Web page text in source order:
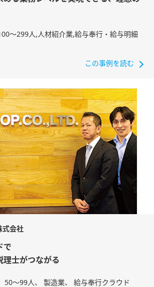
〜299人,人材紹介業,給与奉行・給与明細
この事例を読む
式会社
で
理士がつながる
50〜99人 製造業 給与奉行クラウド